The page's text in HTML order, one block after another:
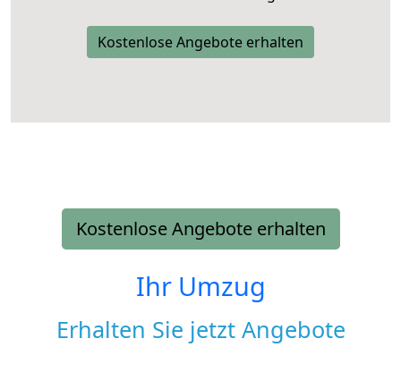
Kostenlose Angebote erhalten
Kostenlose Angebote erhalten
Ihr Umzug
Erhalten Sie jetzt Angebote